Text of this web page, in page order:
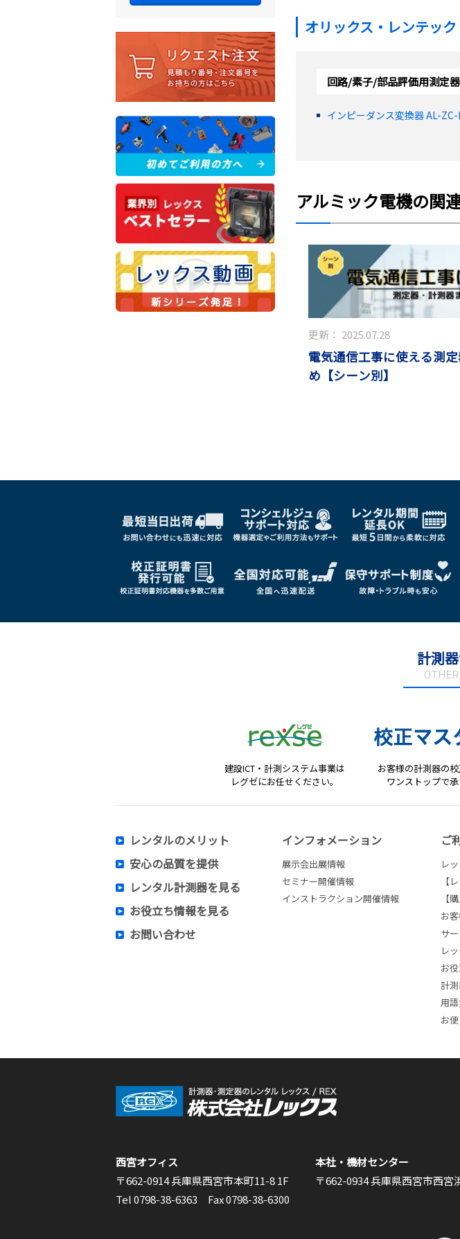
オリックス・レンテ
回路/素子/部品評価用測定器
インピーダンス変換器 AL-
アルミック電機の関
更新： 2025.07.28
電気通信工事に使える測
め【シーン別】
計測
建設ICT・計測システム事業は
レグゼにお任せください。
お客様の計測器の
ワンストップで承
レンタルのメリット
安心の品質を提供
レンタル計測器を見る
お役立ち情報を見る
お問い合わせ
インフォメーション
展示会出展情報
セミナー開催情報
インストラクション開催情報
ご
レ
【
【
お
サ
レ
お
計
用
お
西宮オフィス
〒662-0914 兵庫県西宮市本町11-8 1F
Tel 0798-38-6363 Fax 0798-38-6300
本社・機材センター
〒662-0934 兵庫県西宮市西宮